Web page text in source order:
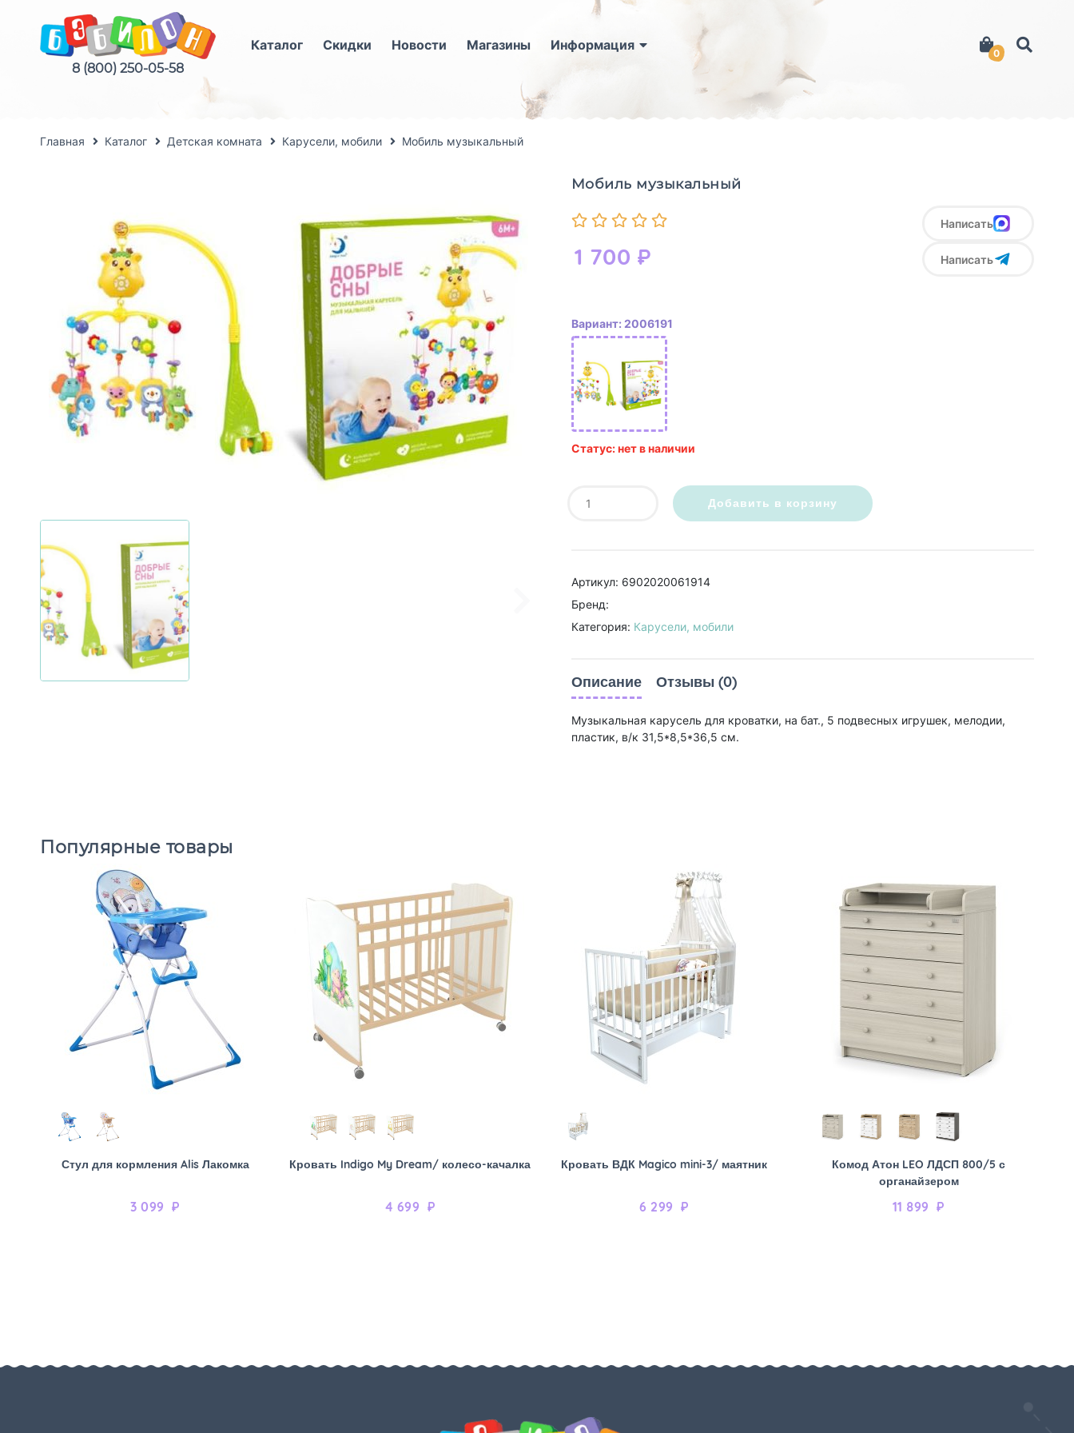
8 (800) 250-05-58
Каталог Скидки Новости Магазины Информация
0
Главная Каталог Детская комната Карусели, мобили Мобиль музыкальный
Мобиль музыкальный
1 700 ₽
Написать
Написать
Вариант: 2006191
Статус: нет в наличии
Добавить в корзину
Артикул: 6902020061914
Бренд:
Категория: Карусели, мобили
Описание Отзывы (0)
Музыкальная карусель для кроватки, на бат., 5 подвесных игрушек, мелодии,
пластик, в/к 31,5*8,5*36,5 см.
Популярные товары
Стул для кормления Alis Лакомка
3 099 ₽
Кровать Indigo My Dream/ колесо-качалка
4 699 ₽
Кровать ВДК Magico mini-3/ маятник
6 299 ₽
Комод Атон LEO ЛДСП 800/5 с
органайзером
11 899 ₽